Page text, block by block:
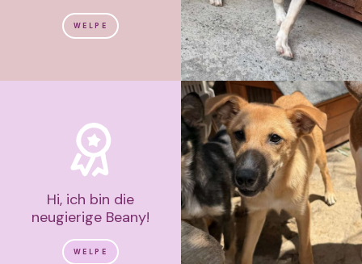
WELPE
Hi, ich bin die
neugierige Beany!
WELPE